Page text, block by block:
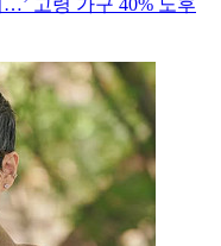
고령 가구 40% 노후